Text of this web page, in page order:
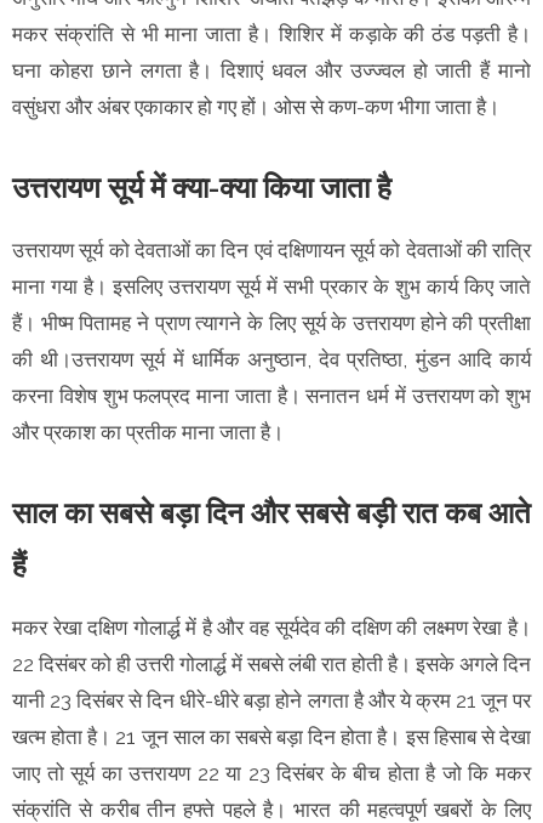
मकर संक्रांति से भी माना जाता है। शिशिर में कड़ाके की ठंड पड़ती है।
घना कोहरा छाने लगता है। दिशाएं धवल और उज्ज्वल हो जाती हैं मानो
वसुंधरा और अंबर एकाकार हो गए हों। ओस से कण-कण भीगा जाता है।
उत्तरायण सूर्य में क्या-क्या किया जाता है
उत्तरायण सूर्य को देवताओं का दिन एवं दक्षिणायन सूर्य को देवताओं की रात्रि
माना गया है। इसलिए उत्तरायण सूर्य में सभी प्रकार के शुभ कार्य किए जाते
हैं। भीष्म पितामह ने प्राण त्यागने के लिए सूर्य के उत्तरायण होने की प्रतीक्षा
की थी।उत्तरायण सूर्य में धार्मिक अनुष्ठान, देव प्रतिष्ठा, मुंडन आदि कार्य
करना विशेष शुभ फलप्रद माना जाता है। सनातन धर्म में उत्तरायण को शुभ
और प्रकाश का प्रतीक माना जाता है।
साल का सबसे बड़ा दिन और सबसे बड़ी रात कब आते
हैं
मकर रेखा दक्षिण गोलार्द्ध में है और वह सूर्यदेव की दक्षिण की लक्ष्मण रेखा है।
22 दिसंबर को ही उत्तरी गोलार्द्ध में सबसे लंबी रात होती है। इसके अगले दिन
यानी 23 दिसंबर से दिन धीरे-धीरे बड़ा होने लगता है और ये क्रम 21 जून पर
खत्म होता है। 21 जून साल का सबसे बड़ा दिन होता है। इस हिसाब से देखा
जाए तो सूर्य का उत्तरायण 22 या 23 दिसंबर के बीच होता है जो कि मकर
संक्रांति से करीब तीन हफ्ते पहले है। भारत की महत्वपूर्ण खबरों के लिए